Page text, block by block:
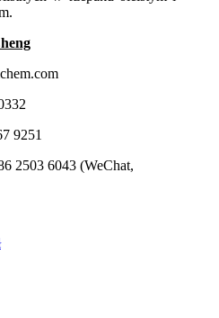
9251
2503 6043 (WeChat,